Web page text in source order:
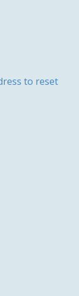
to reset